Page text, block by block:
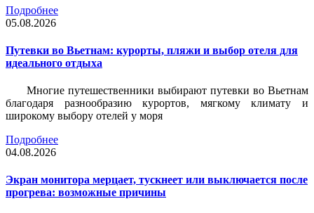
Подробнее
05.08.2026
Путевки во Вьетнам: курорты, пляжи и выбор отеля для
идеального отдыха
Многие путешественники выбирают путевки во Вьетнам
благодаря разнообразию курортов, мягкому климату и
широкому выбору отелей у моря
Подробнее
04.08.2026
Экран монитора мерцает, тускнеет или выключается после
прогрева: возможные причины